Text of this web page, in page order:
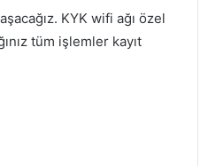
KYK wifi ağı özel
tüm işlemler kayıt